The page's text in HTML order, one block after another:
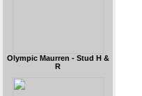
Olympic Maurren - Stud H &
R